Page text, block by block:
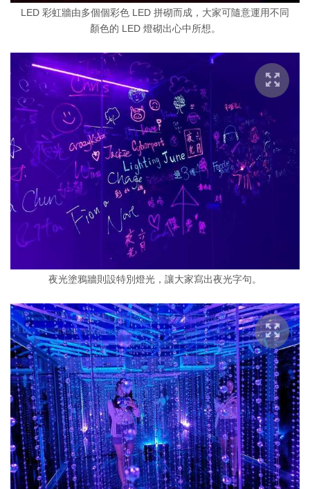
LED 彩虹牆由多個個彩色 LED 拼砌而成，大家可隨意運用不同
顏色的 LED 燈砌出心中所想。
夜光塗鴉牆則設特別燈光，讓大家寫出夜光字句。